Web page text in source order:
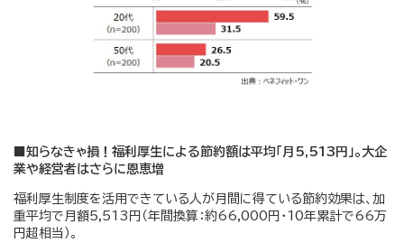
■知らなきゃ損！福利厚生による節約額は平均「月5,513円」。大企
業や経営者はさらに恩恵増
福利厚生制度を活用できている人が月間に得ている節約効果は、加
重平均で月額5,513円（年間換算：約66,000円・10年累計で66万
円超相当）。